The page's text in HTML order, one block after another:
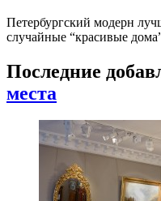
Петербургский модерн
случайные “красивые
Последние
места